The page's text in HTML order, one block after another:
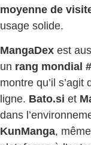
moyenne de
usage solide.
MangaDex est
un rang mondial
montre qu’il
ligne. Bato.si et
dans
KunManga,